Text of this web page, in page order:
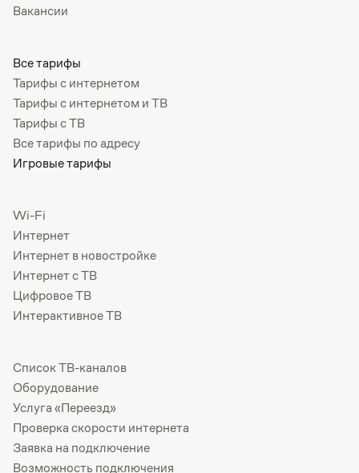
Вакансии
Все тарифы
Тарифы с интернетом
Тарифы с интернетом и ТВ
Тарифы с ТВ
Все тарифы по адресу
Игровые тарифы
Wi-Fi
Интернет
Интернет в новостройке
Интернет с ТВ
Цифровое ТВ
Интерактивное ТВ
Список ТВ-каналов
Оборудование
Услуга «Переезд»
Проверка скорости интернета
Заявка на подключение
Возможность подключения